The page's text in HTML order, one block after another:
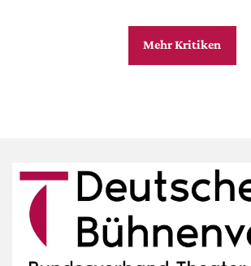
Mehr Kritiken